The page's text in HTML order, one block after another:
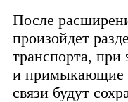
После
произойдет
транспорта, при
и примыкающие
связи будут